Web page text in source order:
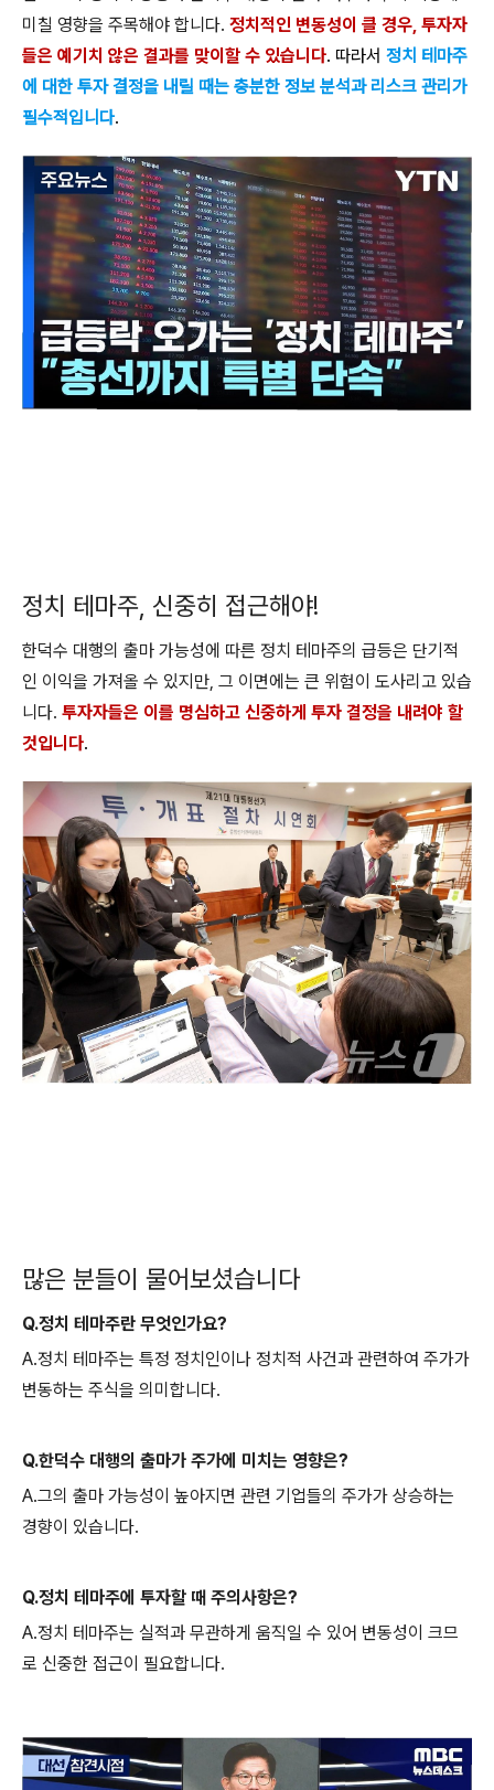
미칠 영향을 주목해야 합니다. 정치적인 변동성이 클 경우, 투자자
들은 예기치 않은 결과를 맞이할 수 있습니다. 따라서 정치 테마주
에 대한 투자 결정을 내릴 때는 충분한 정보 분석과 리스크 관리가
필수적입니다.
정치 테마주, 신중히 접근해야!
한덕수 대행의 출마 가능성에 따른 정치 테마주의 급등은 단기적
인 이익을 가져올 수 있지만, 그 이면에는 큰 위험이 도사리고 있습
니다. 투자자들은 이를 명심하고 신중하게 투자 결정을 내려야 할
것입니다.
많은 분들이 물어보셨습니다
Q.정치 테마주란 무엇인가요?
A.정치 테마주는 특정 정치인이나 정치적 사건과 관련하여 주가가
변동하는 주식을 의미합니다.
Q.한덕수 대행의 출마가 주가에 미치는 영향은?
A.그의 출마 가능성이 높아지면 관련 기업들의 주가가 상승하는
경향이 있습니다.
Q.정치 테마주에 투자할 때 주의사항은?
A.정치 테마주는 실적과 무관하게 움직일 수 있어 변동성이 크므
로 신중한 접근이 필요합니다.